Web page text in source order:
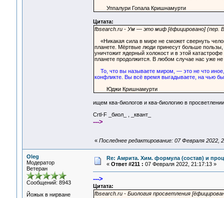
Уппалури Гопала Кришнамурти
Цитата:
fbsearch.ru - Ум — это миф [ёфицировано] (пер.
«Никакая сила в мире не сможет свернуть
планете. Мёртвые люди принесут больше
уничтожит ядерный холокост и в этой
планете продолжится. В любом случае нас уже не
То, что вы называете миром, — это не что
конфликте. Вы всё время выгадываете, на чью бы
Юджи Кришнамурти
ищем ква-биологов и ква-биологию в
Crtl-F _биол_ , _квант_
--->
« Последнее редактирование: 07 Февраля 2022,
Oleg
Модератор
Ветеран
Сообщений: 8943
Йожык в нирване
Re: Амрита. Хим. формула (состав) и
« Ответ #211 : 07 Февраля 2022, 21:17:13 »
--->
Цитата:
fbsearch.ru - Биология просветления